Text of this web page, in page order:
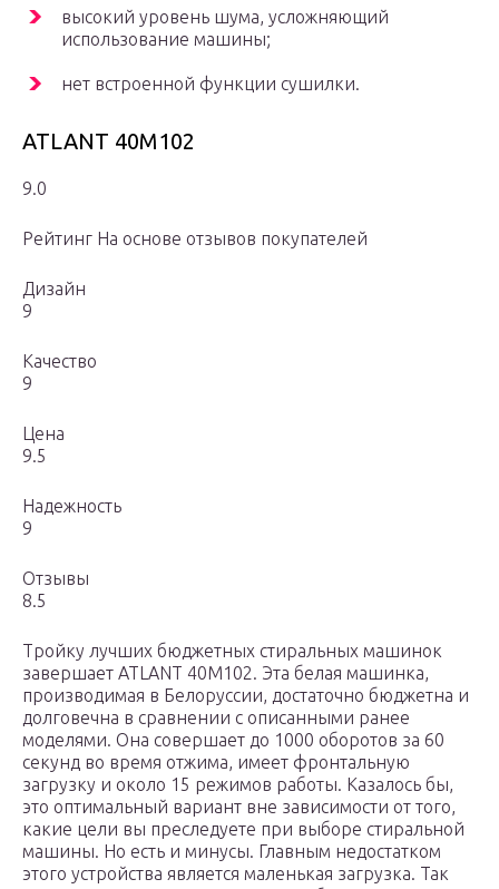
высокий уровень шума, усложняющий
использование машины;
нет встроенной функции сушилки.
ATLANT 40М102
9.0
Рейтинг На основе отзывов покупателей
Дизайн
9
Качество
9
Цена
9.5
Надежность
9
Отзывы
8.5
Тройку лучших бюджетных стиральных машинок
завершает ATLANT 40М102. Эта белая машинка,
производимая в Белоруссии, достаточно бюджетна и
долговечна в сравнении с описанными ранее
моделями. Она совершает до 1000 оборотов за 60
секунд во время отжима, имеет фронтальную
загрузку и около 15 режимов работы. Казалось бы,
это оптимальный вариант вне зависимости от того,
какие цели вы преследуете при выборе стиральной
машины. Но есть и минусы. Главным недостатком
этого устройства является маленькая загрузка. Так